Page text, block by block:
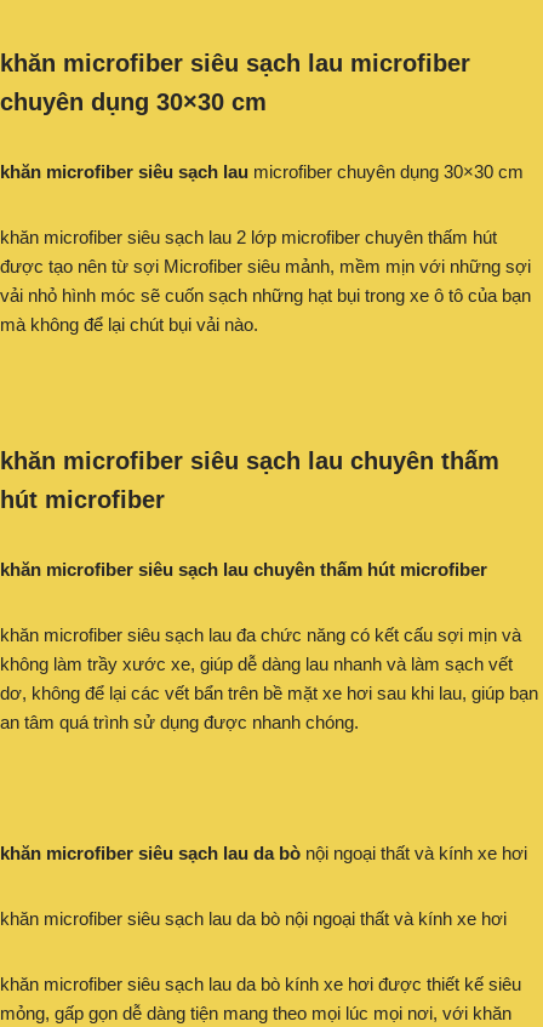
khăn microfiber siêu sạch lau microfiber
chuyên dụng 30×30 cm
khăn microfiber siêu sạch lau microfiber chuyên dụng 30×30 cm
khăn microfiber siêu sạch lau 2 lớp microfiber chuyên thấm hút
được tạo nên từ sợi Microfiber siêu mảnh, mềm mịn với những sợi
vải nhỏ hình móc sẽ cuốn sạch những hạt bụi trong xe ô tô của bạn
mà không để lại chút bụi vải nào.
khăn microfiber siêu sạch lau chuyên thấm
hút microfiber
khăn microfiber siêu sạch lau chuyên thấm hút microfiber
khăn microfiber siêu sạch lau đa chức năng có kết cấu sợi mịn và
không làm trầy xước xe, giúp dễ dàng lau nhanh và làm sạch vết
dơ, không để lại các vết bẩn trên bề mặt xe hơi sau khi lau, giúp bạn
an tâm quá trình sử dụng được nhanh chóng.
khăn microfiber siêu sạch lau da bò nội ngoại thất và kính xe hơi
khăn microfiber siêu sạch lau da bò nội ngoại thất và kính xe hơi
khăn microfiber siêu sạch lau da bò kính xe hơi được thiết kế siêu
mỏng, gấp gọn dễ dàng tiện mang theo mọi lúc mọi nơi, với khăn